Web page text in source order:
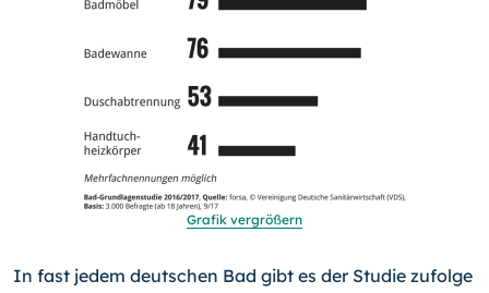
Grafik vergrößern
In fast jedem deutschen Bad gibt es der Studie zufolge